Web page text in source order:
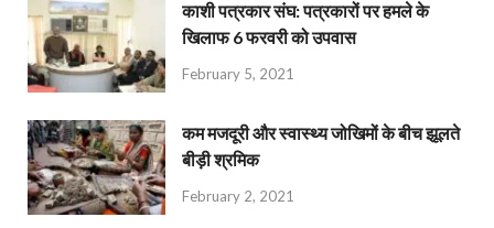
काशी पत्रकार संघ: पत्रकारों पर हमले के
खिलाफ 6 फरवरी को उपवास
February 5, 2021
कम मजदूरी और स्वास्थ्य जोखिमों के बीच झूलते
बीड़ी श्रमिक
February 2, 2021